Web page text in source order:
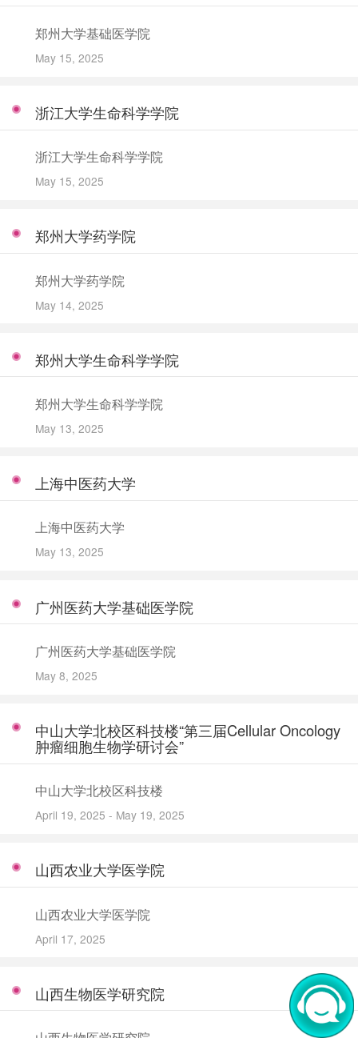
郑州大学基础医学院
May 15, 2025
浙江大学生命科学学院
浙江大学生命科学学院
May 15, 2025
郑州大学药学院
郑州大学药学院
May 14, 2025
郑州大学生命科学学院
郑州大学生命科学学院
May 13, 2025
上海中医药大学
上海中医药大学
May 13, 2025
广州医药大学基础医学院
广州医药大学基础医学院
May 8, 2025
中山大学北校区科技楼“第三届Cellular Oncology
肿瘤细胞生物学研讨会”
中山大学北校区科技楼
April 19, 2025 - May 19, 2025
山西农业大学医学院
山西农业大学医学院
April 17, 2025
山西生物医学研究院